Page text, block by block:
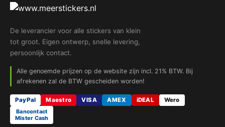
De leverancier voor alle stickers van klein
tot groot. Eigen ontwerp, snelle levering,
persoonlijk contact.
Alle genoemde prijzen op de website zijn incl. 21% BTW. Bij
afrekenen zal de BTW gescheiden worden!
PayPal Maestro VISA AMEX iDEAL
Wero
Bancontact
Mister Cash